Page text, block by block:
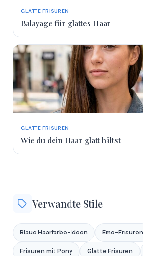
GLATTE FRISUREN
Balayage für glattes Haar
GLATTE FRISUREN
Wie du dein Haar glatt hältst
Verwandte Stile
Blaue Haarfarbe-Ideen Emo-Frisuren
Frisuren mit Pony Glatte Frisuren